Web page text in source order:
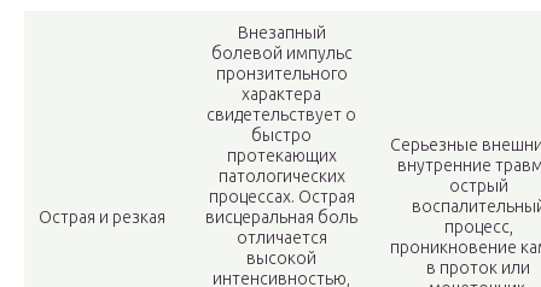
Острая и резкая
Внезапный
болевой импульс
пронзительного
характера
свидетельствует о
быстро
протекающих
патологических
процессах. Острая
висцеральная боль
отличается
высокой
интенсивностью,
Серьезные
внутренние
острый
процесс,
проникновение
в проток или